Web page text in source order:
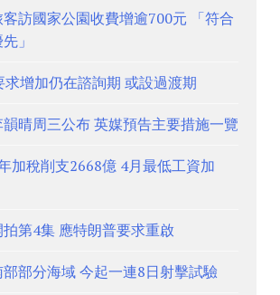
訪國家公園收費增逾700元 「符合
」
求增加仍在諮詢期 或設過渡期
韻晴周三公布 英媒預告主要措施一覽
加稅削支2668億 4月最低工資加
第4集 應特朗普要求重啟
部分海域 今起一連8日射擊試驗